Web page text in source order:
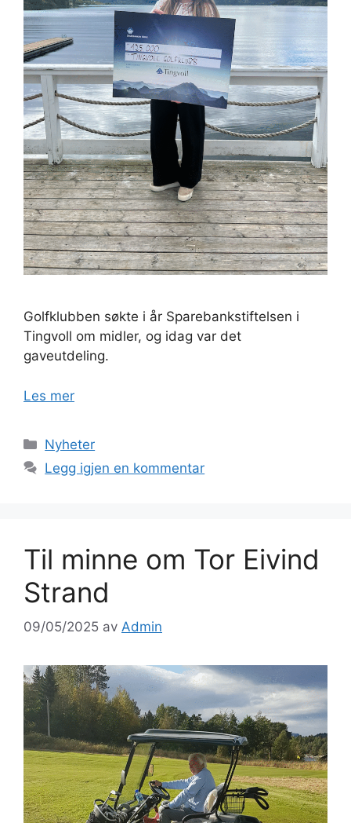
Golfklubben søkte i år Sparebankstiftelsen i
Tingvoll om midler, og idag var det
gaveutdeling.
Les mer
Kategorier
Nyheter
Legg igjen en kommentar
Til minne om Tor Eivind
Strand
09/05/2025 av Admin